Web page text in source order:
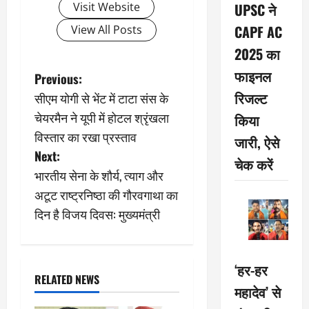
Visit Website
View All Posts
P
o
s
t
n
a
i
Previous:
सीएम योगी से भेंट में टाटा संस के
चेयरमैन ने यूपी में होटल श्रृंखला
विस्तार का रखा प्रस्ताव
Next:
भारतीय सेना के शौर्य, त्याग और
अटूट राष्ट्रनिष्ठा की गौरवगाथा का
दिन है विजय दिवस: मुख्यमंत्री
RELATED NEWS
UPSC ने
CAPF AC
2025 का
फाइनल
रिजल्ट
किया
जारी, ऐसे
चेक करें
‘हर-हर
महादेव’ से